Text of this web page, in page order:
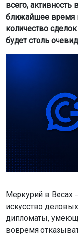
всего, активность
ближайшее время
количество
будет столь
Меркурий в Весах
искусство
дипломаты,
вовремя